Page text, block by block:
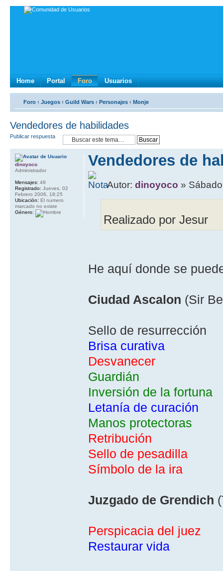
Home Portal Foro Usuarios
Foro ‹ Juegos ‹ Guild Wars ‹ Personajes ‹ Monje
Vendedores de habilidades
Publicar respuesta
Vendedores de
Autor:dinoyoco »
Realizado por Jesur
He aquí­ donde se
Ciudad Ascalon (Sir
Sello de resurrección
Brisa curativa
Desvanecer
Guardián
Inversión de la fortuna
Letaní­a de curación
Manos protectoras
Retribución
Sello de pesadilla
Sí­mbolo de la ira
Juzgado de Grendich
Perspicacia del juez
Restaurar vida
dinoyoco
Administrador
Mensajes: 49
Registrado: Jueves, 02
Febrero 2006, 18:25
Ubicación: El numero
marcado no existe
Género: